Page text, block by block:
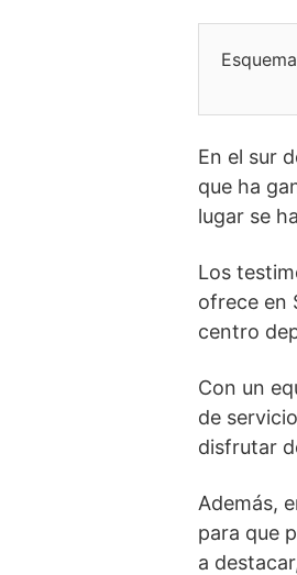
En el sur
que ha
lugar se
Los
ofrece en
centro
Con un
de
disfrutar
Además,
para que
a